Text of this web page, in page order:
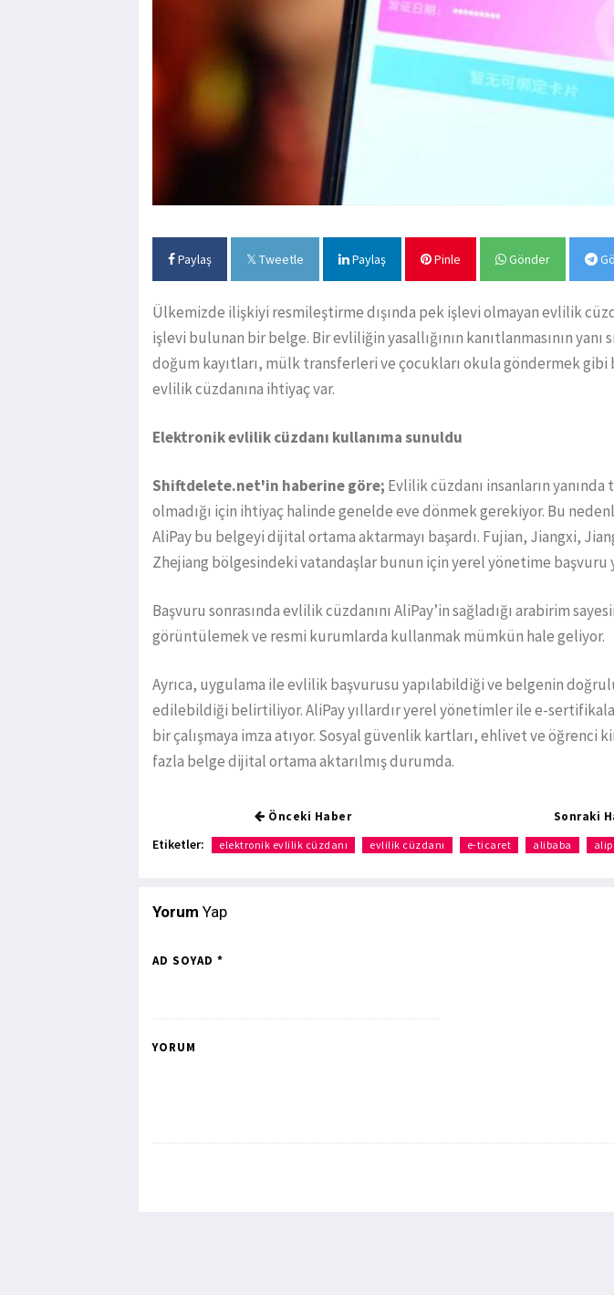
Paylaş Tweetle Paylaş Pinle Gönder
Ülkemizde ilişkiyi resmileştirme dışında pek işlevi olmayan evlilik
işlevi bulunan bir belge. Bir evliliğin yasallığının kanıtlanmasının
doğum kayıtları, mülk transferleri ve çocukları okula göndermek gibi
evlilik cüzdanına ihtiyaç var.
Elektronik evlilik cüzdanı kullanıma sunuldu
Shiftdelete.net'in haberine göre; Evlilik cüzdanı insanların yanında
olmadığı için ihtiyaç halinde genelde eve dönmek gerekiyor. Bu
AliPay bu belgeyi dijital ortama aktarmayı başardı. Fujian, Jiangxi,
Zhejiang bölgesindeki vatandaşlar bunun için yerel yönetime başvuru
Başvuru sonrasında evlilik cüzdanını AliPay’in sağladığı arabirim
görüntülemek ve resmi kurumlarda kullanmak mümkün hale geliyor.
Ayrıca, uygulama ile evlilik başvurusu yapılabildiği ve belgenin
edilebildiği belirtiliyor. AliPay yıllardır yerel yönetimler ile e-
bir çalışmaya imza atıyor. Sosyal güvenlik kartları, ehlivet ve öğrenci
fazla belge dijital ortama aktarılmış durumda.
Önceki Haber Sonraki
Etiketler: elektronik evlilik cüzdanı evlilik cüzdanı e-ticaret alibaba
Yorum Yap
AD SOYAD *
YORUM